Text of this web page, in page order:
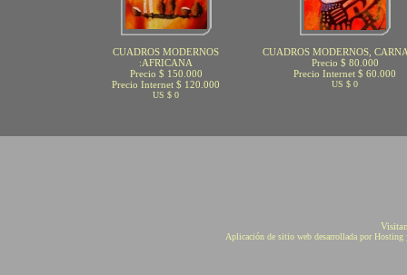
CUADROS MODERNOS
:AFRICANA
Precio $ 150.000
Precio Internet $ 120.000
US $ 0
CUADROS MODERNOS,
Precio $ 80.000
Precio Internet $ 60.000
US $ 0
Aplicación de sitio web desarrollada por